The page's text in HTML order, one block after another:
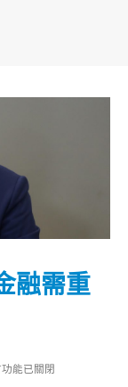
融需重
能已關閉